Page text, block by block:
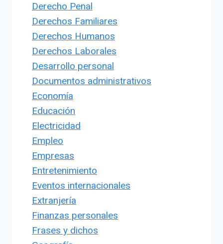
Derecho Penal
Derechos Familiares
Derechos Humanos
Derechos Laborales
Desarrollo personal
Documentos administrativos
Economía
Educación
Electricidad
Empleo
Empresas
Entretenimiento
Eventos internacionales
Extranjería
Finanzas personales
Frases y dichos